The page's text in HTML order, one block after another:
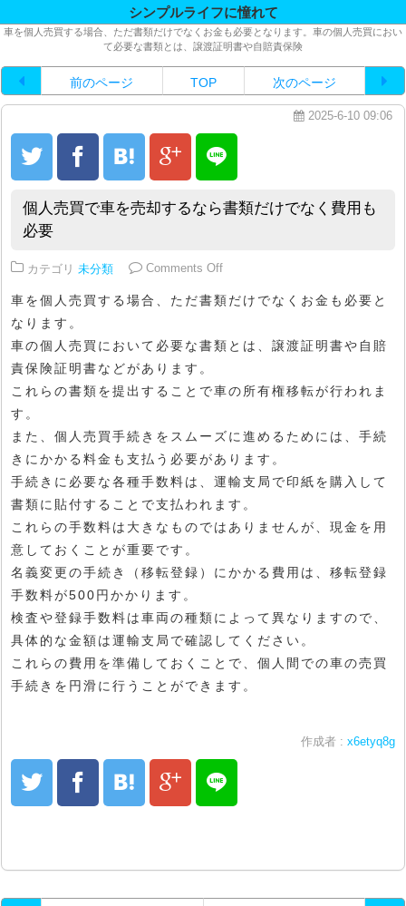
シンプルライフに憧れて
車を個人売買する場合、ただ書類だけでなくお金も必要となります。車の個人売買におい
て必要な書類とは、譲渡証明書や自賠責保険
前のページ TOP 次のページ
2025-6-10 09:06
個人売買で車を売却するなら書類だけでなく費用も
必要
カテゴリ 未分類 Comments Offon 個人売買で車を売却するなら
車を個人売買する場合、ただ書類だけでなくお金も必要と
なります。
車の個人売買において必要な書類とは、譲渡証明書や自賠
責保険証明書などがあります。
これらの書類を提出することで車の所有権移転が行われま
す。
また、個人売買手続きをスムーズに進めるためには、手続
きにかかる料金も支払う必要があります。
手続きに必要な各種手数料は、運輸支局で印紙を購入して
書類に貼付することで支払われます。
これらの手数料は大きなものではありませんが、現金を用
意しておくことが重要です。
名義変更の手続き（移転登録）にかかる費用は、移転登録
手数料が500円かかります。
検査や登録手数料は車両の種類によって異なりますので、
具体的な金額は運輸支局で確認してください。
これらの費用を準備しておくことで、個人間での車の売買
手続きを円滑に行うことができます。
作成者 : x6etyq8g